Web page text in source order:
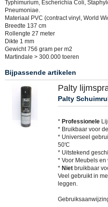
Typhimurium, Escherichia Coli,
Pneumoniae.
Materiaal PVC (contract vinyl, World
Breedte 137 cm
Rollengte 27 meter
Dikte 1 mm
Gewicht 756 gram per m2
Martindale > 300.000 toeren
Bijpassende artikelen
Palty
Palty
* Professionele
* Bruikbaar voor
* Universeel
50'C
* Uitstekend
* Voor Meubels
* Niet bruikbaar
Veel gebruikt in
leggen.